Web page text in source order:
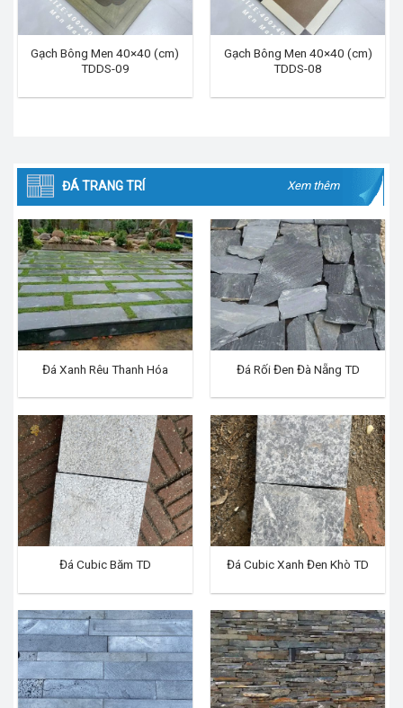
Gạch Bông Men 40×40 (cm)
TDDS-09
Gạch Bông Men 40×40 (cm)
TDDS-08
ĐÁ TRANG TRÍ Xem thêm
Đá Xanh Rêu Thanh Hóa Đá Rối Đen Đà Nẵng TD
Đá Cubic Băm TD Đá Cubic Xanh Đen Khò TD